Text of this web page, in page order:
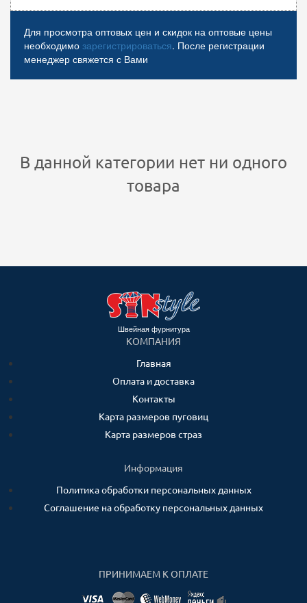
Для просмотра оптовых цен и скидок на оптовые цены
необходимо зарегистрироваться. После регистрации
менеджер свяжется с Вами
В данной категории нет ни одного
товара
Швейная фурнитура
КОМПАНИЯ
Главная
Оплата и доставка
Контакты
Карта размеров пуговиц
Карта размеров страз
Информация
Политика обработки персональных данных
Соглашение на обработку персональных данных
ПРИНИМАЕМ К ОПЛАТЕ